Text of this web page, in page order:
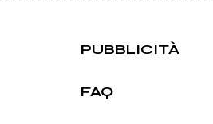
PUBBLICITÀ
FAQ